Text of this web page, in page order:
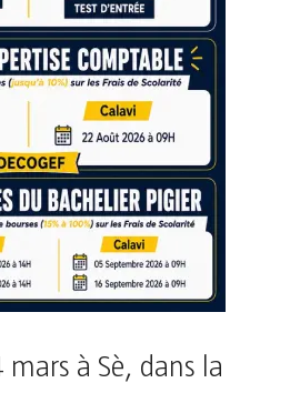
mars à Sè, dans la